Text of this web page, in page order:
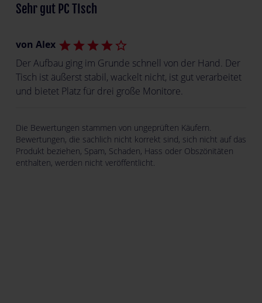
Sehr gut PC TIsch
von Alex star_border
star
star
star
star
Der Aufbau ging im Grunde schnell von der Hand. Der
Tisch ist äußerst stabil, wackelt nicht, ist gut verarbeitet
und bietet Platz für drei große Monitore.
Die Bewertungen stammen von ungeprüften Käufern.
Bewertungen, die sachlich nicht korrekt sind, sich nicht auf das
Produkt beziehen, Spam, Schaden, Hass oder Obszönitäten
enthalten, werden nicht veröffentlicht.